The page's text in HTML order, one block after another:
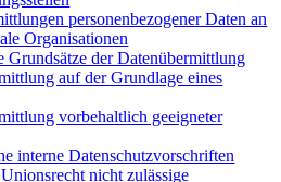
personenbezogener Daten an
Organisationen
der Datenübermittlung
auf der Grundlage eines
vorbehaltlich geeigneter
interne Datenschutzvorschriften
nicht zulässige